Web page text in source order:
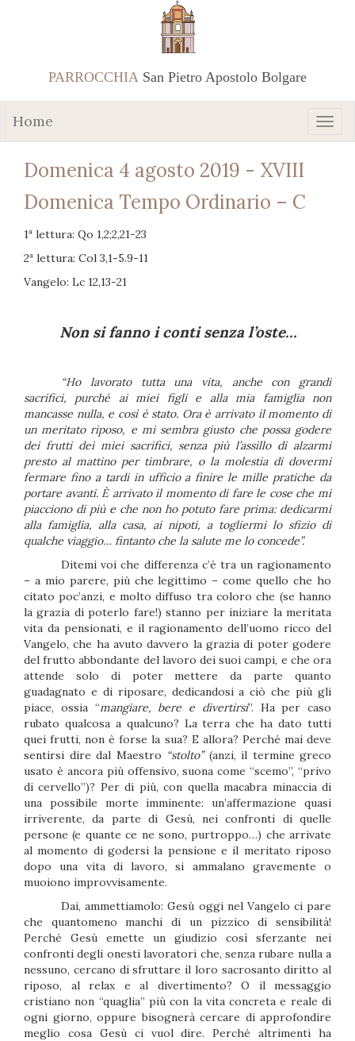
PARROCCHIA San Pietro Apostolo Bolgare
Home
Domenica 4 agosto 2019 - XVIII
Domenica Tempo Ordinario – C
1ª lettura: Qo 1,2;2,21-23
2ª lettura: Col 3,1-5.9-11
Vangelo: Lc 12,13-21
Non si fanno i conti senza l’oste…
“Ho lavorato tutta una vita, anche con grandi
sacrifici, purché ai miei figli e alla mia famiglia non
mancasse nulla, e così è stato. Ora è arrivato il momento di
un meritato riposo, e mi sembra giusto che possa godere
dei frutti dei miei sacrifici, senza più l’assillo di alzarmi
presto al mattino per timbrare, o la molestia di dovermi
fermare fino a tardi in ufficio a finire le mille pratiche da
portare avanti. È arrivato il momento di fare le cose che mi
piacciono di più e che non ho potuto fare prima: dedicarmi
alla famiglia, alla casa, ai nipoti, a togliermi lo sfizio di
qualche viaggio… fintanto che la salute me lo concede”.
Ditemi voi che differenza c’è tra un ragionamento
– a mio parere, più che legittimo – come quello che ho
citato poc’anzi, e molto diffuso tra coloro che (se hanno
la grazia di poterlo fare!) stanno per iniziare la meritata
vita da pensionati, e il ragionamento dell’uomo ricco del
Vangelo, che ha avuto davvero la grazia di poter godere
del frutto abbondante del lavoro dei suoi campi, e che ora
attende solo di poter mettere da parte quanto
guadagnato e di riposare, dedicandosi a ciò che più gli
piace, ossia “mangiare, bere e divertirsi”. Ha per caso
rubato qualcosa a qualcuno? La terra che ha dato tutti
quei frutti, non è forse la sua? E allora? Perché mai deve
sentirsi dire dal Maestro “stolto”(anzi, il termine greco
usato è ancora più offensivo, suona come “scemo”, “privo
di cervello”)? Per di più, con quella macabra minaccia di
una possibile morte imminente: un’affermazione quasi
irriverente, da parte di Gesù, nei confronti di quelle
persone (e quante ce ne sono, purtroppo…) che arrivate
al momento di godersi la pensione e il meritato riposo
dopo una vita di lavoro, si ammalano gravemente o
muoiono improvvisamente.
Dai, ammettiamolo: Gesù oggi nel Vangelo ci pare
che quantomeno manchi di un pizzico di sensibilità!
Perché Gesù emette un giudizio così sferzante nei
confronti degli onesti lavoratori che, senza rubare nulla a
nessuno, cercano di sfruttare il loro sacrosanto diritto al
riposo, al relax e al divertimento? O il messaggio
cristiano non “quaglia” più con la vita concreta e reale di
ogni giorno, oppure bisognerà cercare di approfondire
meglio cosa Gesù ci vuol dire. Perché altrimenti ha